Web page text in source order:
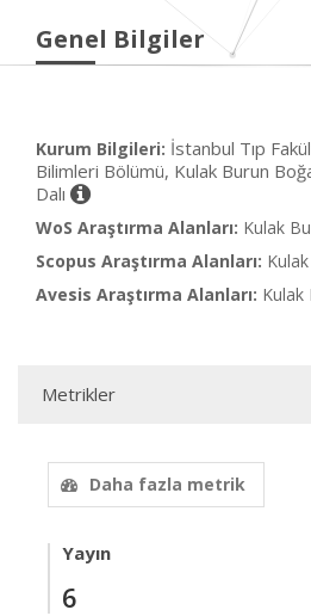
Genel Bilgiler
Kurum Bilgileri: İstanbul Tıp
Bilimleri Bölümü, Kulak Burun
Dalı
WoS Araştırma Alanları: Kulak
Scopus Araştırma Alanları:
Avesis Araştırma Alanları: Kulak
Metrikler
Daha fazla metrik
Yayın
6